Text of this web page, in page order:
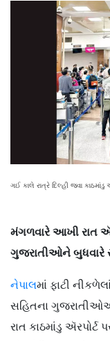
ગઈ કાલે રાત્રે દિલ્હી જવા
મંગળવારે આખી રાત
ગુજરાતીઓને બુધવારે
નેપાલમાં ફાટી
સહિતના
રાત કાઠમાંડુ ઍરપોર્ટ